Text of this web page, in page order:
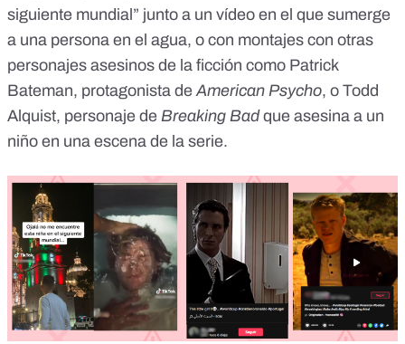
siguiente mundial” junto a un vídeo en el que sumerge
a una persona en el agua, o con montajes con otras
personajes asesinos de la ficción como Patrick
Bateman, protagonista deAmerican Psycho, o Todd
Alquist, personaje de Breaking Badque asesina a un
niño en una escena de la serie.